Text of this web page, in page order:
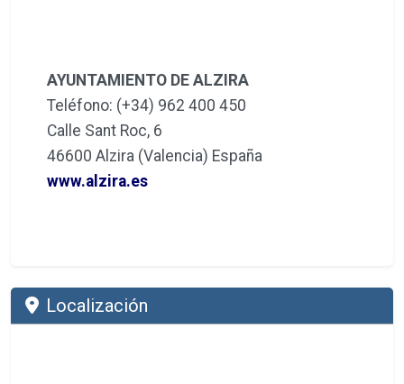
AYUNTAMIENTO DE ALZIRA
Teléfono: (+34) 962 400 450
Calle Sant Roc, 6
46600 Alzira (Valencia) España
www.alzira.es
Localización